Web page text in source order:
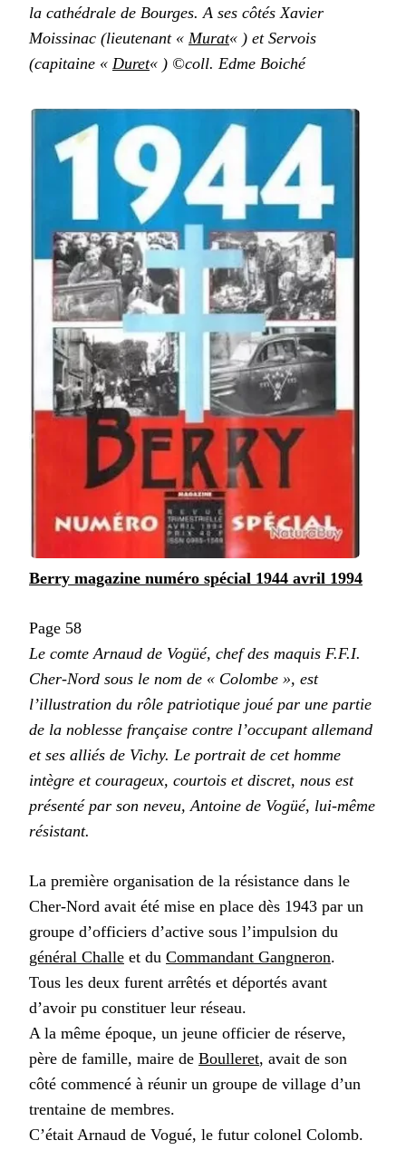
la cathédrale de Bourges. A ses côtés Xavier
Moissinac (lieutenant « Murat« ) et Servois
(capitaine « Duret« ) ©coll. Edme Boiché
Berry magazine numéro spécial 1944 avril 1994
Page 58
Le comte Arnaud de Vogüé, chef des maquis F.F.I.
Cher-Nord sous le nom de « Colombe », est
l’illustration du rôle patriotique joué par une partie
de la noblesse française contre l’occupant allemand
et ses alliés de Vichy. Le portrait de cet homme
intègre et courageux, courtois et discret, nous est
présenté par son neveu, Antoine de Vogüé, lui-même
résistant.
La première organisation de la résistance dans le
Cher-Nord avait été mise en place dès 1943 par un
groupe d’officiers d’active sous l’impulsion du
général Challe et du Commandant Gangneron.
Tous les deux furent arrêtés et déportés avant
d’avoir pu constituer leur réseau.
A la même époque, un jeune officier de réserve,
père de famille, maire de Boulleret, avait de son
côté commencé à réunir un groupe de village d’un
trentaine de membres.
C’était Arnaud de Vogué, le futur colonel Colomb.